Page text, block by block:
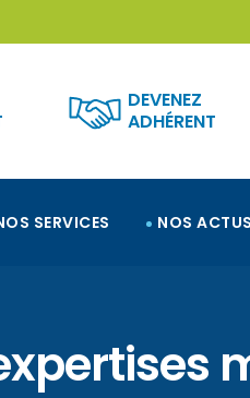
DEVENEZ
ADHÉRENT
SERVICES NOS